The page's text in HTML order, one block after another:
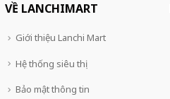
VỀ LANCHIMART
Giới thiệu Lanchi Mart
Hệ thống siêu thị
Bảo mật thông tin